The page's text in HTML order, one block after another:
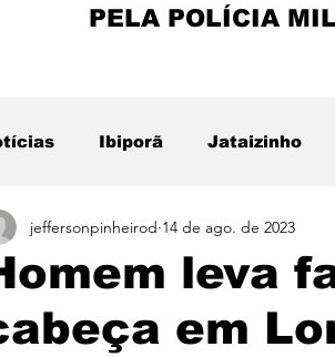
PELA POLÍCIA
Ibiporã Jataizinho
Sertanópolis Destaque
leva
em
jeffersonpinheirod 14 de ago. de 2023